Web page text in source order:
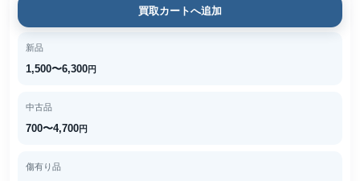
買取カートへ追加
新品
1,500〜6,300円
中古品
700〜4,700円
傷有り品